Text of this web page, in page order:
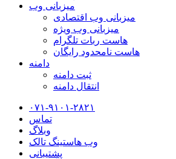
میزبانی وب
میزبانی وب اقتصادی
میزبانی وب ویژه
هاست ربات تلگرام
هاست نامحدود رایگان
دامنه
ثبت دامنه
انتقال دامنه
۰۷۱-۹۱۰۱-۲۸۲۱
تماس
وبلاگ
وب هاستینگ تالک
پشتیبانی